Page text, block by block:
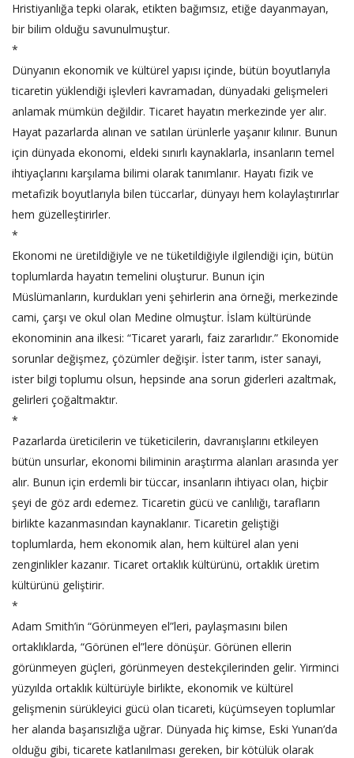
Hristiyanlığa tepki olarak, etikten bağımsız, etiğe dayanmayan,
bir bilim olduğu savunulmuştur.
*
Dünyanın ekonomik ve kültürel yapısı içinde, bütün boyutlarıyla
ticaretin yüklendiği işlevleri kavramadan, dünyadaki gelişmeleri
anlamak mümkün değildir. Ticaret hayatın merkezinde yer alır.
Hayat pazarlarda alınan ve satılan ürünlerle yaşanır kılınır. Bunun
için dünyada ekonomi, eldeki sınırlı kaynaklarla, insanların temel
ihtiyaçlarını karşılama bilimi olarak tanımlanır. Hayatı fizik ve
metafizik boyutlarıyla bilen tüccarlar, dünyayı hem kolaylaştırırlar
hem güzelleştirirler.
*
Ekonomi ne üretildiğiyle ve ne tüketildiğiyle ilgilendiği için, bütün
toplumlarda hayatın temelini oluşturur. Bunun için
Müslümanların, kurdukları yeni şehirlerin ana örneği, merkezinde
cami, çarşı ve okul olan Medine olmuştur. İslam kültüründe
ekonominin ana ilkesi: “Ticaret yararlı, faiz zararlıdır.” Ekonomide
sorunlar değişmez, çözümler değişir. İster tarım, ister sanayi,
ister bilgi toplumu olsun, hepsinde ana sorun giderleri azaltmak,
gelirleri çoğaltmaktır.
*
Pazarlarda üreticilerin ve tüketicilerin, davranışlarını etkileyen
bütün unsurlar, ekonomi biliminin araştırma alanları arasında yer
alır. Bunun için erdemli bir tüccar, insanların ihtiyacı olan, hiçbir
şeyi de göz ardı edemez. Ticaretin gücü ve canlılığı, tarafların
birlikte kazanmasından kaynaklanır. Ticaretin geliştiği
toplumlarda, hem ekonomik alan, hem kültürel alan yeni
zenginlikler kazanır. Ticaret ortaklık kültürünü, ortaklık üretim
kültürünü geliştirir.
*
Adam Smith’in “Görünmeyen el”leri, paylaşmasını bilen
ortaklıklarda, “Görünen el”lere dönüşür. Görünen ellerin
görünmeyen güçleri, görünmeyen destekçilerinden gelir. Yirminci
yüzyılda ortaklık kültürüyle birlikte, ekonomik ve kültürel
gelişmenin sürükleyici gücü olan ticareti, küçümseyen toplumlar
her alanda başarısızlığa uğrar. Dünyada hiç kimse, Eski Yunan’da
olduğu gibi, ticarete katlanılması gereken, bir kötülük olarak